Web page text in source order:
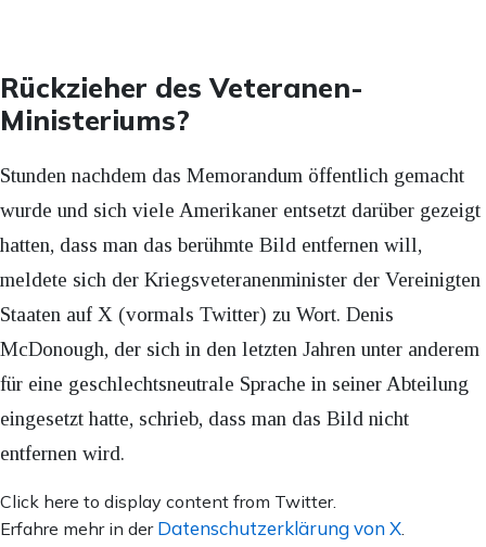
Rückzieher des Veteranen-
Ministeriums?
Stunden nachdem das Memorandum öffentlich gemacht
wurde und sich viele Amerikaner entsetzt darüber gezeigt
hatten, dass man das berühmte Bild entfernen will,
meldete sich der Kriegsveteranenminister der Vereinigten
Staaten auf X (vormals Twitter) zu Wort. Denis
McDonough, der sich in den letzten Jahren unter anderem
für eine geschlechtsneutrale Sprache in seiner Abteilung
eingesetzt hatte, schrieb, dass man das Bild nicht
entfernen wird.
Inhalt
von
Click here to display content from Twitter.
Erfahre mehr in der Datenschutzerklärung von X